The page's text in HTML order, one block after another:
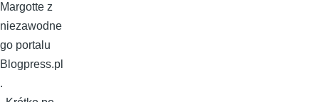
Margotte z
niezawodne
go portalu
Blogpress.pl
.